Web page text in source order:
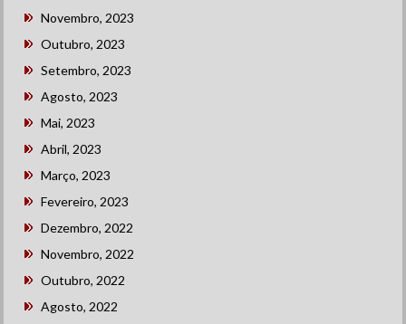
Novembro, 2023
Outubro, 2023
Setembro, 2023
Agosto, 2023
Mai, 2023
Abril, 2023
Março, 2023
Fevereiro, 2023
Dezembro, 2022
Novembro, 2022
Outubro, 2022
Agosto, 2022